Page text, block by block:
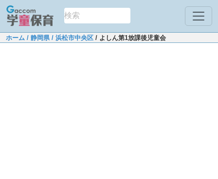
ホーム / 静岡県/ 浜松市中央区 / よしん第1放課後児童会